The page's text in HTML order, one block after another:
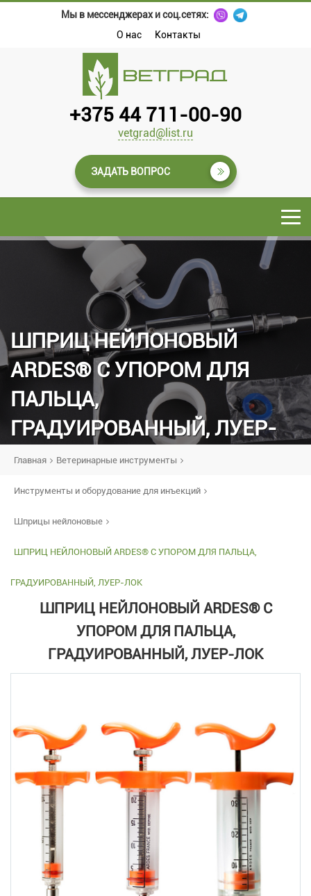
Мы в мессенджерах и соц.сетях:
О нас
Контакты
+375 44 711-00-90
vetgrad@list.ru
ЗАДАТЬ ВОПРОС
ШПРИЦ НЕЙЛОНОВЫЙ
ARDES® С УПОРОМ ДЛЯ
ПАЛЬЦА,
ГРАДУИРОВАННЫЙ, ЛУЕР-
ЛОК
Главная Ветеринарные инструменты
Инструменты и оборудование для инъекций
Шприцы нейлоновые
ШПРИЦ НЕЙЛОНОВЫЙ ARDES® С УПОРОМ ДЛЯ ПАЛЬЦА,
ГРАДУИРОВАННЫЙ, ЛУЕР-ЛОК
ШПРИЦ НЕЙЛОНОВЫЙ ARDES® С
УПОРОМ ДЛЯ ПАЛЬЦА,
ГРАДУИРОВАННЫЙ, ЛУЕР-ЛОК